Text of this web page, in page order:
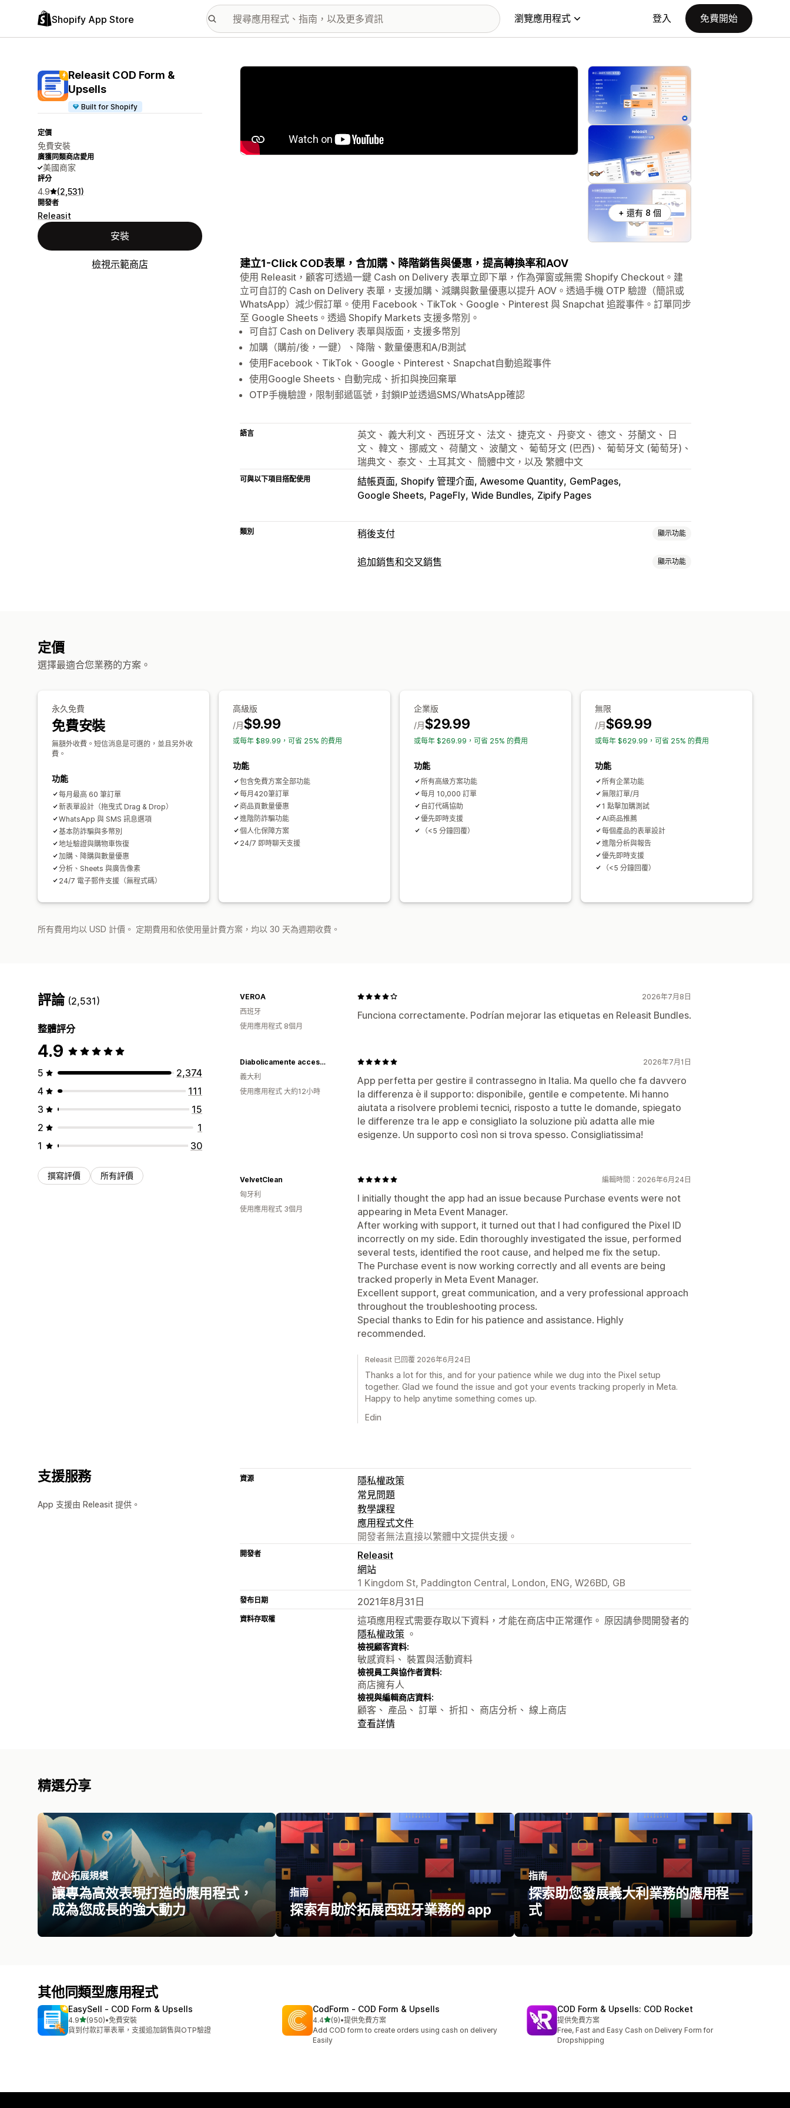
Shopify App Store 瀏覽應用程式 登入 免費開始
Releasit COD Form &
Upsells
Built for Shopify
定價
免費安裝
廣獲同類商店愛用
美國商家
評分
4.9 (2,531)
開發者
Releasit
安裝
檢視示範商店
主要圖片圖庫
+ 還有 8 個
建立1-Click COD表單，含加購、降階銷售與優惠，提高轉換率和AOV
使用 Releasit，顧客可透過一鍵 Cash on Delivery 表單立即下單，作為彈窗或無需 Shopify Checkout。建
立可自訂的 Cash on Delivery 表單，支援加購、減購與數量優惠以提升 AOV。透過手機 OTP 驗證（簡訊或
WhatsApp）減少假訂單。使用 Facebook、TikTok、Google、Pinterest 與 Snapchat 追蹤事件。訂單同步
至 Google Sheets。透過 Shopify Markets 支援多幣別。
可自訂 Cash on Delivery 表單與版面，支援多幣別
加購（購前/後，一鍵）、降階、數量優惠和A/B測試
使用Facebook、TikTok、Google、Pinterest、Snapchat自動追蹤事件
使用Google Sheets、自動完成、折扣與挽回棄單
OTP手機驗證，限制郵遞區號，封鎖IP並透過SMS/WhatsApp確認
語言
英文、 義大利文、 西班牙文、 法文、 捷克文、 丹麥文、 德文、 芬蘭文、 日
文、 韓文、 挪威文、 荷蘭文、 波蘭文、 葡萄牙文 (巴西)、 葡萄牙文 (葡萄牙)、
瑞典文、 泰文、 土耳其文、 簡體中文，以及 繁體中文
可與以下項目搭配使用 結帳頁面 Shopify 管理介面 Awesome Quantity GemPages
Google Sheets PageFly Wide Bundles Zipify Pages
類別 稍後支付 顯示功能
貨到付款 (COD) 管理
追加銷售和交叉銷售 顯示功能
套裝組合
AI 推薦功能
點閱率
定價
選擇最適合您業務的方案。
永久免費
免費安裝
無額外收費。短信消息是可選的，並且另外收
費。
功能
每月最高 60 筆訂單
新表單設計（拖曳式 Drag & Drop）
WhatsApp 與 SMS 訊息選項
基本防詐騙與多幣別
地址驗證與購物車恢復
加購、降購與數量優惠
分析、Sheets 與廣告像素
24/7 電子郵件支援（無程式碼）
高級版
$9.99
/月
或每年 $89.99，可省 25% 的費用
功能
包含免費方案全部功能
每月420筆訂單
商品頁數量優惠
進階防詐騙功能
個人化保障方案
24/7 即時聊天支援
企業版
$29.99
/月
或每年 $269.99，可省 25% 的費用
功能
所有高級方案功能
每月 10,000 訂單
自訂代碼協助
優先即時支援
（<5 分鐘回覆）
無限
$69.99
/月
或每年 $629.99，可省 25% 的費用
功能
所有企業功能
無限訂單/月
1 點擊加購測試
AI商品推薦
每個產品的表單設計
進階分析與報告
優先即時支援
（<5 分鐘回覆）
所有費用均以 USD 計價。 定期費用和依使用量計費方案，均以 30 天為週期收費。
評論 (2,531)
整體評分
4.9
5
2,374
4
111
3
15
2
1
1
30
撰寫評價 所有評價
2026年7月8日
Funciona correctamente. Podrían mejorar las etiquetas en Releasit Bundles.
VEROA
西班牙
使用應用程式 8個月
2026年7月1日
App perfetta per gestire il contrassegno in Italia. Ma quello che fa davvero
la differenza è il supporto: disponibile, gentile e competente. Mi hanno
aiutata a risolvere problemi tecnici, risposto a tutte le domande, spiegato
le differenze tra le app e consigliato la soluzione più adatta alle mie
esigenze. Un supporto così non si trova spesso. Consigliatissima!
Diabolicamente accessori
義大利
使用應用程式 大約12小時
編輯時間：2026年6月24日
I initially thought the app had an issue because Purchase events were not
appearing in Meta Event Manager.
After working with support, it turned out that I had configured the Pixel ID
incorrectly on my side. Edin thoroughly investigated the issue, performed
several tests, identified the root cause, and helped me fix the setup.
The Purchase event is now working correctly and all events are being
tracked properly in Meta Event Manager.
Excellent support, great communication, and a very professional approach
throughout the troubleshooting process.
Special thanks to Edin for his patience and assistance. Highly
recommended.
VelvetClean
匈牙利
使用應用程式 3個月
Releasit 已回覆 2026年6月24日
Thanks a lot for this, and for your patience while we dug into the Pixel setup
together. Glad we found the issue and got your events tracking properly in Meta.
Happy to help anytime something comes up.
Edin
支援服務
App 支援由 Releasit 提供。
資源
隱私權政策
常見問題
教學課程
應用程式文件
開發者無法直接以繁體中文提供支援。
開發者
Releasit
網站
1 Kingdom St, Paddington Central, London, ENG, W26BD, GB
發布日期 2021年8月31日
資料存取權
這項應用程式需要存取以下資料，才能在商店中正常運作。 原因請參閱開發者的
隱私權政策 。
檢視顧客資料:
敏感資料、 裝置與活動資料
檢視員工與協作者資料:
商店擁有人
檢視與編輯商店資料:
顧客、 產品、 訂單、 折扣、 商店分析、 線上商店
查看詳情
精選分享
放心拓展規模
讓專為高效表現打造的應用程式，
成為您成長的強大動力
指南
探索有助於拓展西班牙業務的 app
指南
探索助您發展義大利業務的應用程
式
其他同類型應用程式
EasySell ‑ COD Form & Upsells
4.9滿分 5 顆星
(950)
共有 950 則評價
•免費安裝
貨到付款訂單表單，支援追加銷售與OTP驗證
CodForm ‑ COD Form & Upsells
4.4滿分 5 顆星
(9)
共有 9 則評價
•提供免費方案
Add COD form to create orders using cash on delivery
Easily
COD Form & Upsells: COD Rocket
提供免費方案
Free, Fast and Easy Cash on Delivery Form for
Dropshipping